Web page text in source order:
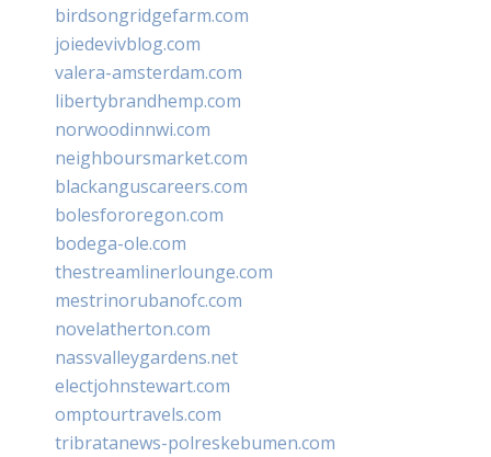
birdsongridgefarm.com
joiedevivblog.com
valera-amsterdam.com
libertybrandhemp.com
norwoodinnwi.com
neighboursmarket.com
blackanguscareers.com
bolesfororegon.com
bodega-ole.com
thestreamlinerlounge.com
mestrinorubanofc.com
novelatherton.com
nassvalleygardens.net
electjohnstewart.com
omptourtravels.com
tribratanews-polreskebumen.com